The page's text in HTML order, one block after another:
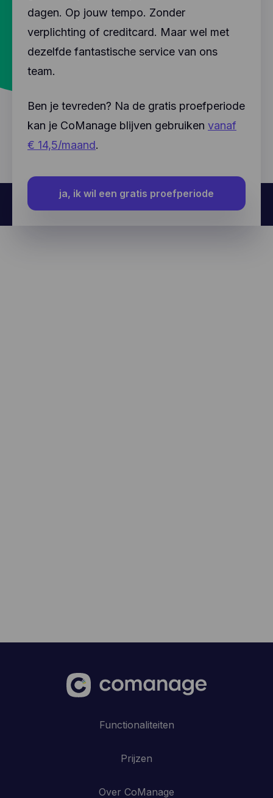
dagen. Op jouw tempo. Zonder
verplichting of creditcard. Maar wel met
dezelfde fantastische service van ons
team.
Ben je tevreden? Na de gratis proefperiode
kan je CoManage blijven gebruiken vanaf
€ 14,5/maand.
ja, ik wil een gratis proefperiode
Functionaliteiten
Prijzen
Over CoManage